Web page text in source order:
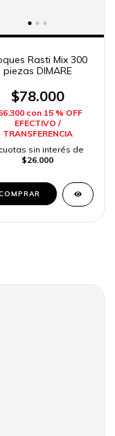
Rasti Mix 300
piezas DIMARE
$78.000
con 15 % OFF
EFECTIVO /
TRANSFERENCIA
cuotas sin interés de
$26.000